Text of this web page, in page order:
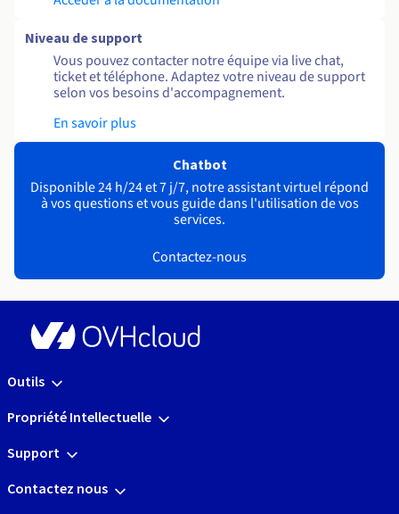
Niveau de support
Vous pouvez contacter notre équipe via live chat,
ticket et téléphone. Adaptez votre niveau de support
selon vos besoins d'accompagnement.
En savoir plus
Chatbot
Disponible 24 h/24 et 7 j/7, notre assistant virtuel répond
à vos questions et vous guide dans l'utilisation de vos
services.
Contactez-nous
Outils
Propriété Intellectuelle
Support
Contactez nous